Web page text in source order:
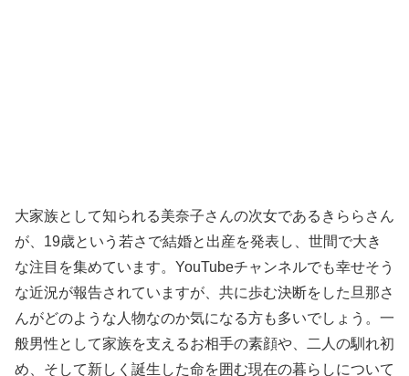
大家族として知られる美奈子さんの次女であるきららさん
が、19歳という若さで結婚と出産を発表し、世間で大き
な注目を集めています。YouTubeチャンネルでも幸せそう
な近況が報告されていますが、共に歩む決断をした旦那さ
んがどのような人物なのか気になる方も多いでしょう。一
般男性として家族を支えるお相手の素顔や、二人の馴れ初
め、そして新しく誕生した命を囲む現在の暮らしについて